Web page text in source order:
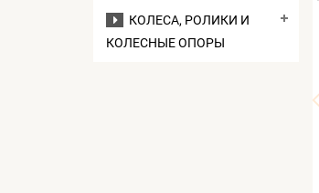
КОЛЕСА, РОЛИКИ И
КОЛЕСНЫЕ ОПОРЫ